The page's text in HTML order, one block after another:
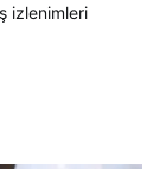
izlenimleri